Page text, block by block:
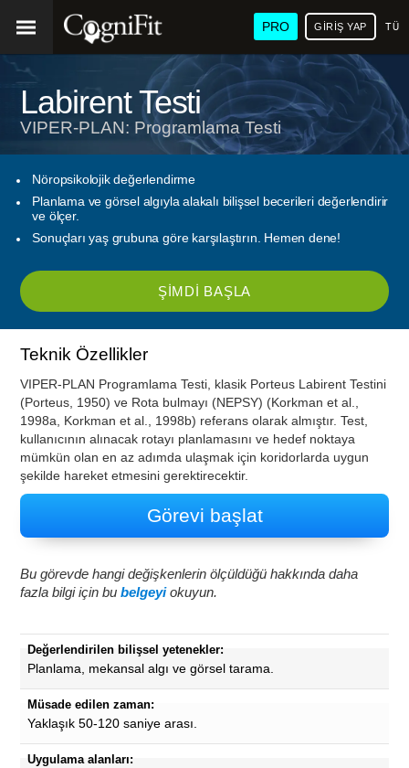
PRO GIRIŞ YAP
Labirent Testi
VIPER-PLAN: Programlama Testi
Nöropsikolojik değerlendirme
Planlama ve görsel algıyla alakalı bilişsel becerileri değerlendirir
ve ölçer.
Sonuçları yaş grubuna göre karşılaştırın. Hemen dene!
ŞIMDI BAŞLA
Teknik Özellikler
VIPER-PLAN Programlama Testi, klasik Porteus Labirent Testini
(Porteus, 1950) ve Rota bulmayı (NEPSY) (Korkman et al.,
1998a, Korkman et al., 1998b) referans olarak almıştır. Test,
kullanıcının alınacak rotayı planlamasını ve hedef noktaya
mümkün olan en az adımda ulaşmak için koridorlarda uygun
şekilde hareket etmesini gerektirecektir.
Görevi başlat
Bu görevde hangi değişkenlerin ölçüldüğü hakkında daha
fazla bilgi için bubelgeyiokuyun.
Değerlendirilen bilişsel yetenekler:
Planlama, mekansal algı ve görsel tarama.
Müsade edilen zaman:
Yaklaşık 50-120 saniye arası.
Uygulama alanları: